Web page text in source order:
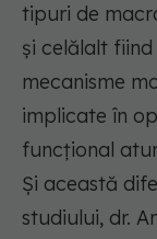
tipuri de
și celălalt
mecanisme
implicate în
funcțional
Și această
studiului, dr.